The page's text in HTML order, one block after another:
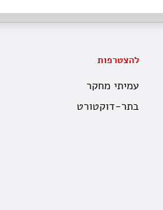
להצטרפות
עמיתי מחקר
בתר-דוקטורט